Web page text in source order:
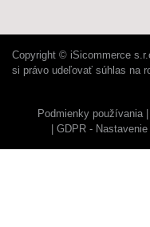
Copyright © iSicommerce
si právo udeľovať súhlas na
Podmienky používania
GDPR -